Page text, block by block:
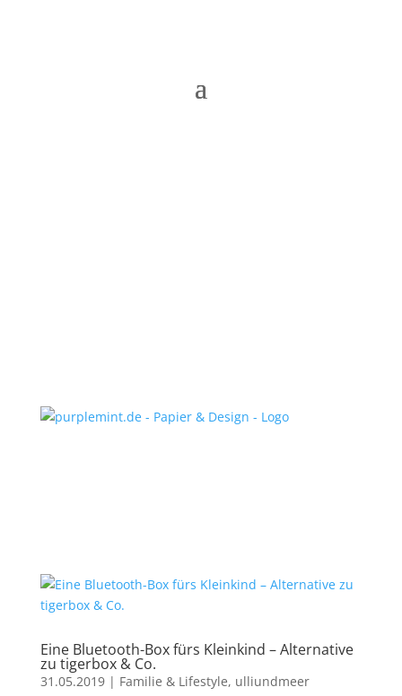
Eine Bluetooth-Box fürs Kleinkind – Alternative
zu tigerbox & Co.
31.05.2019| Familie & Lifestyle, ulliundmeer